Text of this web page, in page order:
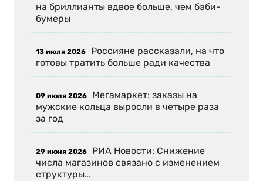
на бриллианты вдвое больше, чем бэби-
бумеры
13 июля 2026 Россияне рассказали, на что
готовы тратить больше ради качества
09 июля 2026 Мегамаркет: заказы на
мужские кольца выросли в четыре раза
за год
29 июня 2026 РИА Новости: Снижение
числа магазинов связано с изменением
структуры…